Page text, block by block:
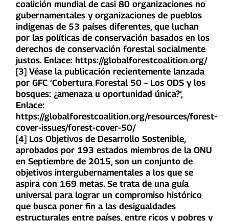
coalición mundial de casi 80 organizaciones no
gubernamentales y organizaciones de pueblos
indígenas de 53 países diferentes, que luchan
por las políticas de conservación basados en los
derechos de conservación forestal socialmente
justos. Enlace: https://globalforestcoalition.org/
[3] Véase la publicación recientemente lanzada
por GFC ‘Cobertura Forestal 50 – Los ODS y los
bosques: ¿amenaza u oportunidad única?’,
Enlace:
https://globalforestcoalition.org/resources/forest-
cover-issues/forest-cover-50/
[4] Los Objetivos de Desarrollo Sostenible,
aprobados por 193 estados miembros de la ONU
en Septiembre de 2015, son un conjunto de
objetivos intergubernamentales a los que se
aspira con 169 metas. Se trata de una guía
universal para lograr un compromiso histórico
que busca poner fin a las desigualdades
estructurales entre países, entre ricos y pobres y